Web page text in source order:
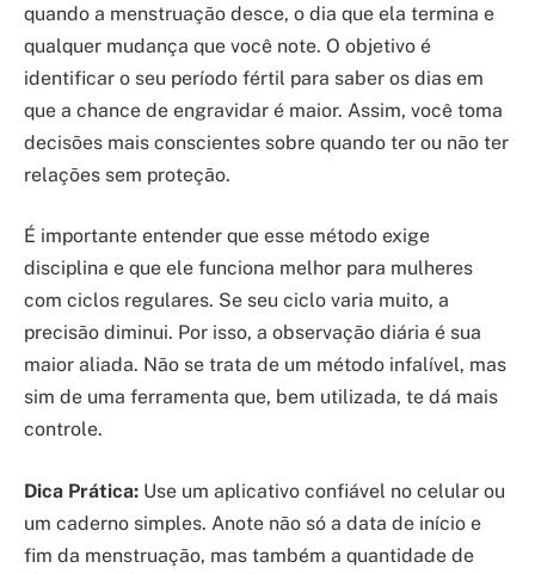
quando a menstruação desce, o dia que ela termina e
qualquer mudança que você note. O objetivo é
identificar o seu período fértil para saber os dias em
que a chance de engravidar é maior. Assim, você toma
decisões mais conscientes sobre quando ter ou não ter
relações sem proteção.
É importante entender que esse método exige
disciplina e que ele funciona melhor para mulheres
com ciclos regulares. Se seu ciclo varia muito, a
precisão diminui. Por isso, a observação diária é sua
maior aliada. Não se trata de um método infalível, mas
sim de uma ferramenta que, bem utilizada, te dá mais
controle.
Dica Prática: Use um aplicativo confiável no celular ou
um caderno simples. Anote não só a data de início e
fim da menstruação, mas também a quantidade de